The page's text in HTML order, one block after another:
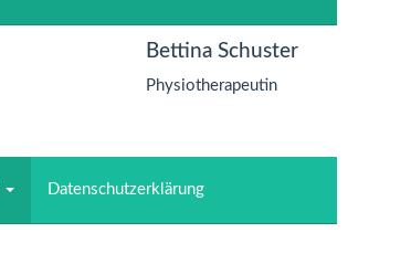
Bettina Schuster
Physiotherapeutin
Datenschutzerklärung